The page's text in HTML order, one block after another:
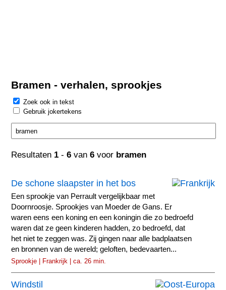
Bramen - verhalen, sprookjes
Zoek ook in tekst
Gebruik jokertekens
Resultaten 1 -6 van6 voor bramen
De schone slaapster in het bos
Een sprookje van Perrault vergelijkbaar met
Doornroosje. Sprookjes van Moeder de Gans. Er
waren eens een koning en een koningin die zo bedroefd
waren dat ze geen kinderen hadden, zo bedroefd, dat
het niet te zeggen was. Zij gingen naar alle badplaatsen
en bronnen van de wereld; geloften, bedevaarten...
Sprookje | Frankrijk | ca. 26 min.
Windstil